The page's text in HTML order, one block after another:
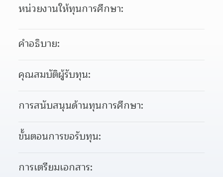
หน่วยงานให้ทุนการศึกษา:
คำอธิบาย:
คุณสมบัติผู้รับทุน:
การสนับสนุนด้านทุนการศึกษา:
ขั้นตอนการขอรับทุน:
การเตรียมเอกสาร: